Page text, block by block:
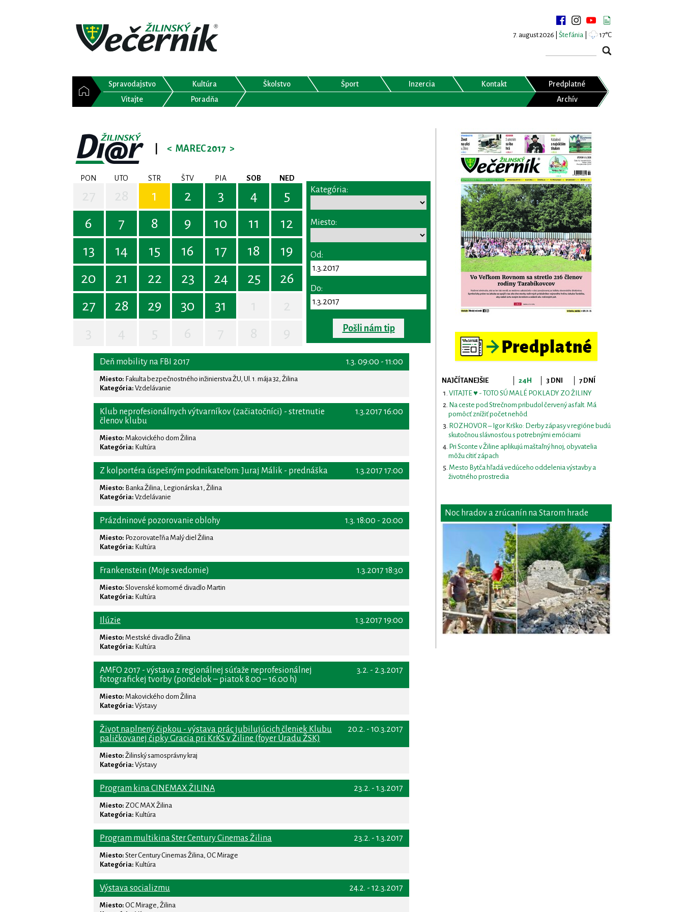
7. august 2026 | Štefánia 17°C
Spravodajstvo Kultúra Školstvo Šport Inzercia Kontakt
Predplatné
Vitajte
Poradňa Archív
< MAREC 2017 >
PON UTO STR ŠTV PIA SOB NED
1 2 3 4
5
6
7 8 9 10 11
12
13
14 15 16 17 18
19
20
21 22 23 24 25
26
27
28 29 30 31
Kategória:
Miesto:
Od:
Do:
Pošli nám tip
1.3. 09:00 - 11:00
Deň mobility na FBI 2017
Miesto: Fakulta bezpečnostného inžinierstva ŽU, Ul. 1. mája 32, Žilina
Kategória: Vzdelávanie
1.3.2017 16:00
Klub neprofesionálnych výtvarníkov (začiatočníci) - stretnutie
členov klubu
Miesto: Makovického dom Žilina
Kategória: Kultúra
1.3.2017 17:00
Z kolportéra úspešným podnikateľom: Juraj Málik - prednáška
Miesto: Banka Žilina, Legionárska 1, Žilina
Kategória: Vzdelávanie
1.3. 18:00 - 20:00
Prázdninové pozorovanie oblohy
Miesto: Pozorovateľňa Malý diel Žilina
Kategória: Kultúra
1.3.2017 18:30
Frankenstein (Moje svedomie)
Miesto: Slovenské komorné divadlo Martin
Kategória: Kultúra
1.3.2017 19:00
Ilúzie
Miesto: Mestské divadlo Žilina
Kategória: Kultúra
3.2. - 2.3.2017
AMFO 2017 - výstava z regionálnej súťaže neprofesionálnej
fotografickej tvorby (pondelok – piatok 8.00 – 16.00 h)
Miesto: Makovického dom Žilina
Kategória: Výstavy
20.2. - 10.3.2017
Život naplnený čipkou - výstava prác jubilujúcich členiek Klubu
paličkovanej čipky Gracia pri KrKS v Žiline (foyer Úradu ŽSK)
Miesto: Žilinský samosprávny kraj
Kategória: Výstavy
23.2. - 1.3.2017
Program kina CINEMAX ŽILINA
Miesto: ZOC MAX Žilina
Kategória: Kultúra
23.2. - 1.3.2017
Program multikina Ster Century Cinemas Žilina
Miesto: Ster Century Cinemas Žilina, OC Mirage
Kategória: Kultúra
24.2. - 12.3.2017
Výstava socializmu
Miesto: OC Mirage, Žilina
NAJČÍTANEJŠIE 24H 3 DNI
7 DNÍ
VITAJTE ♥ - TOTO SÚ MALÉ POKLADY ZO ŽILINY
Na ceste pod Strečnom pribudol červený asfalt. Má
pomôcť znížiť počet nehôd
ROZHOVOR – Igor Krško: Derby zápasy v regióne budú
skutočnou slávnosťou s potrebnými emóciami
Pri Sconte v Žiline aplikujú maštaľný hnoj, obyvatelia
môžu cítiť zápach
Mesto Bytča hľadá vedúceho oddelenia výstavby a
životného prostredia
Noc hradov a zrúcanín na Starom hrade